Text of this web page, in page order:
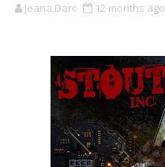
Joana Darc 12 months ago